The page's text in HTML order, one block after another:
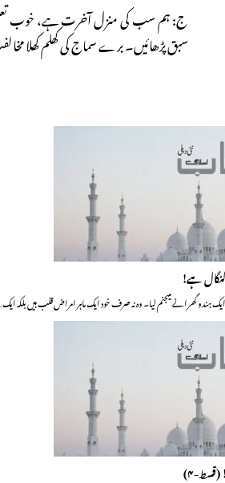
ج: ہم سب کی منزل آخرت ہے، خوب
سبق پڑھائیں۔ برے سماج کی کھلم کھلا
کنگال ہے!
ہندو گھرانے میںجنم لیا۔ وہ نہ صرف خود ایک ماہر امراض قلب ہیں بلکہ
۴)